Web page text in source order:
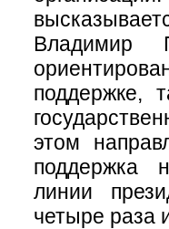
Владимир
поддержке,
этом
поддержка
линии
четыре раза